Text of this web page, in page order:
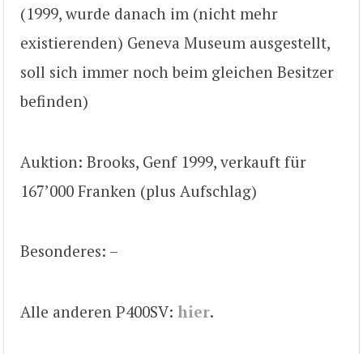
(1999, wurde danach im (nicht mehr
existierenden) Geneva Museum ausgestellt,
soll sich immer noch beim gleichen Besitzer
befinden)
Auktion: Brooks, Genf 1999, verkauft für
167’000 Franken (plus Aufschlag)
Besonderes: –
Alle anderen P400SV: hier.